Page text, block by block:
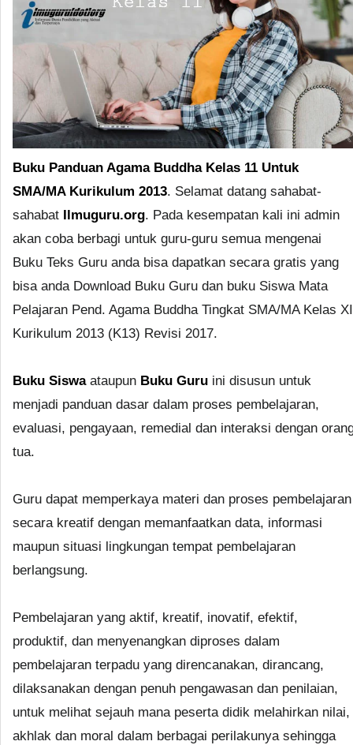
Buku Panduan Agama Buddha Kelas 11 Untuk
SMA/MA Kurikulum 2013. Selamat datang sahabat-
sahabat
Ilmuguru.org. Pada kesempatan kali ini admin
akan coba berbagi untuk guru-guru semua mengenai
Buku Teks Guru anda bisa dapatkan secara gratis yang
bisa anda Download Buku Guru dan buku Siswa Mata
Pelajaran Pend. Agama Buddha Tingkat SMA/MA Kelas XI
Kurikulum 2013 (K13) Revisi 2017.
Buku Siswaataupun Buku Guru ini disusun untuk
menjadi panduan dasar dalam proses pembelajaran,
evaluasi, pengayaan, remedial dan interaksi dengan
tua.
Guru dapat memperkaya materi dan proses pembelajaran
secara kreatif dengan memanfaatkan data, informasi
maupun situasi lingkungan tempat pembelajaran
berlangsung.
Pembelajaran yang aktif, kreatif, inovatif, efektif,
produktif, dan menyenangkan diproses dalam
pembelajaran terpadu yang direncanakan, dirancang,
dilaksanakan dengan penuh pengawasan dan penilaian,
untuk melihat sejauh mana peserta didik melahirkan nilai,
akhlak dan moral dalam berbagai perilakunya sehingga